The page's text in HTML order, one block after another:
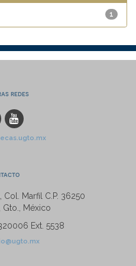
1
redes
Col. Marfil C.P. 36250
Gto., México
Ext. 5538